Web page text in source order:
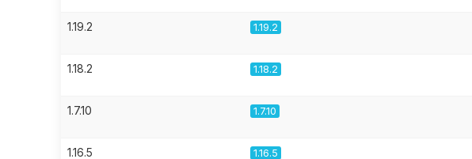
1.19.2 1.19.2
1.18.2 1.18.2
1.7.10 1.7.10
1.16.5 1.16.5